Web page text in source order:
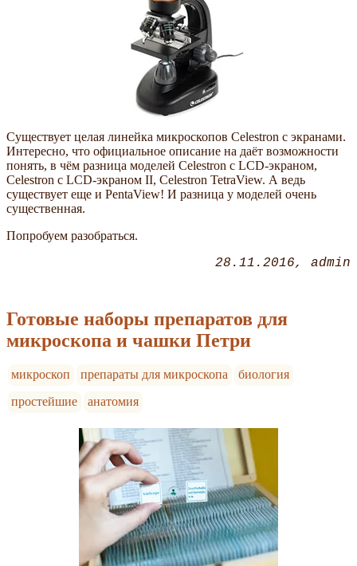
Существует целая линейка микроскопов Celestron с экранами.
Интересно, что официальное описание на даёт возможности
понять, в чём разница моделей Celestron с LCD-экраном,
Celestron с LCD-экраном II, Celestron TetraView. А ведь
существует еще и PentaView! И разница у моделей очень
существенная.
Попробуем разобраться.
28.11.2016 admin
Готовые наборы препаратов для
микроскопа и чашки Петри
микроскоп препараты для микроскопа
биология
простейшие
анатомия